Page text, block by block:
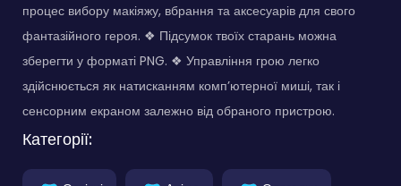
процес вибору макіяжу, вбрання та аксесуарів для свого
фантазійного героя. ❖ Підсумок твоїх старань можна
зберегти у форматі PNG. ❖ Управління грою легко
здійснюється як натисканням комп’ютерної миші, так і
сенсорним екраном залежно від обраного пристрою.
Категорії: